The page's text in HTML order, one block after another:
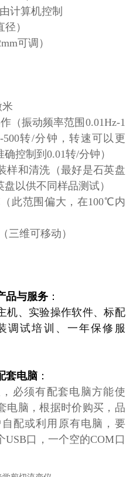
计算机控制
）
可调）
（振动频率范围0.01Hz-1
500转/分钟，转速可以更
控制到0.01转/分钟）
样和清洗（最好是石英盘
以供不同样品测试）
此范围偏大，在100℃内
三维可移动）
品与服务 ：
机、实验操作软件、标配
调试培训、一年保修服
套电脑 ：
必须有配套电脑方能使
电脑，根据时价购买，品
自配或利用原有电脑，要
USB口，一个空的COM口